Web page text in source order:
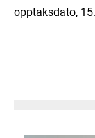
opptaksdato,